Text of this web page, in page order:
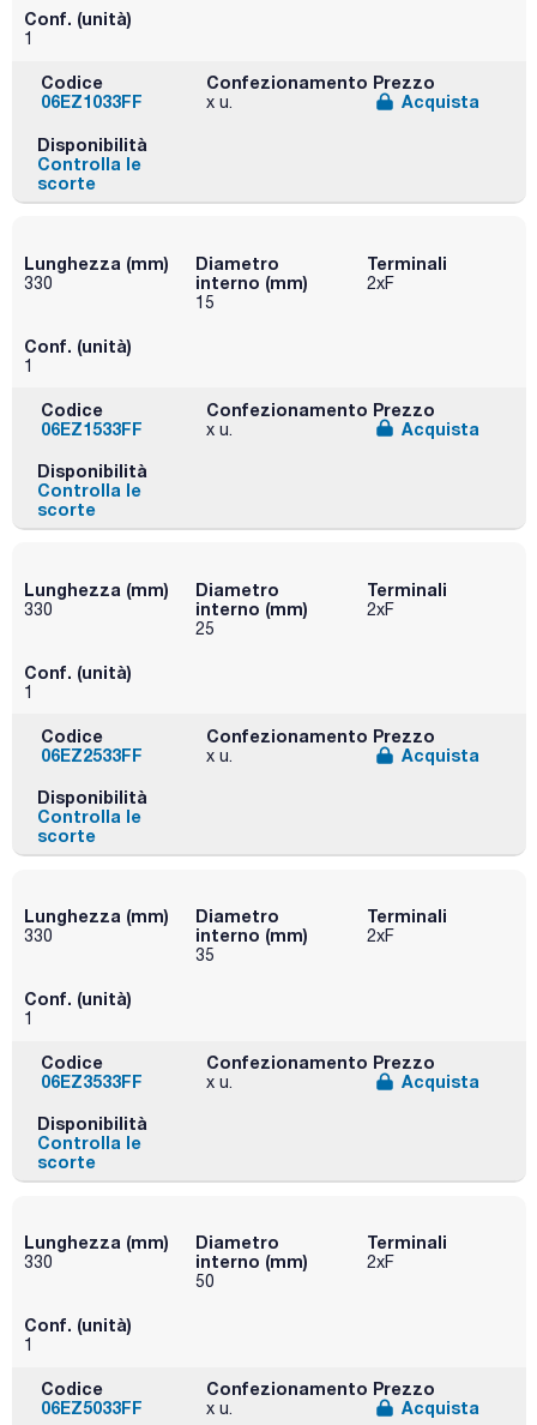
Conf. (unità)
1
Codice
06EZ1033FF
Confezionamento
x u.
Prezzo
Acquista
Disponibilità
Controlla le
scorte
Lunghezza (mm)
330
Diametro
interno (mm)
15
Terminali
2xF
Conf. (unità)
1
Codice
06EZ1533FF
Confezionamento
x u.
Prezzo
Acquista
Disponibilità
Controlla le
scorte
Lunghezza (mm)
330
Diametro
interno (mm)
25
Terminali
2xF
Conf. (unità)
1
Codice
06EZ2533FF
Confezionamento
x u.
Prezzo
Acquista
Disponibilità
Controlla le
scorte
Lunghezza (mm)
330
Diametro
interno (mm)
35
Terminali
2xF
Conf. (unità)
1
Codice
06EZ3533FF
Confezionamento
x u.
Prezzo
Acquista
Disponibilità
Controlla le
scorte
Lunghezza (mm)
330
Diametro
interno (mm)
50
Terminali
2xF
Conf. (unità)
1
Codice
06EZ5033FF
Confezionamento
x u.
Prezzo
Acquista